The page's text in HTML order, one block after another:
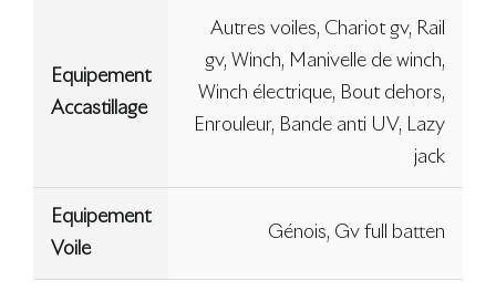
Equipement
Accastillage
Autres voiles, Chariot gv, Rail
gv, Winch, Manivelle de winch,
Winch électrique, Bout dehors,
Enrouleur, Bande anti UV, Lazy
jack
Equipement
Voile
Génois, Gv full batten